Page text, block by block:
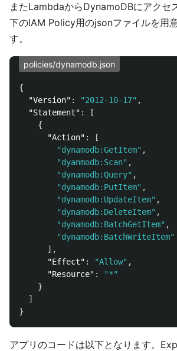
またLambdaからDynamoDBにアクセ
下のIAM Policy用のjsonファイルを用
す。
policies/dynamodb.json
{
"Version" : "2012-10-17" ,
"Statement" :
[
{
"Action" :
[
"dynamodb:GetItem" ,
"dyanmodb:Scan" ,
"dynamodb:Query" ,
"dynamodb:PutItem" ,
"dynamodb:UpdateItem" ,
"dynamodb:DeleteItem" ,
"dynamodb:BatchGetItem" ,
"dynamodb:BatchWriteItem"
],
"Effect" : "Allow" ,
"Resource" :
"*"
}
]
}
アプリのコードは以下となります。